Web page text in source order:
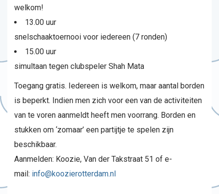
welkom!
13.00 uur
snelschaaktoernooi voor iedereen (7 ronden)
15.00 uur
simultaan tegen clubspeler Shah Mata
Toegang gratis. Iedereen is welkom, maar aantal borden
is beperkt. Indien men zich voor een van de activiteiten
van te voren aanmeldt heeft men voorrang. Borden en
stukken om ‘zomaar’ een partijtje te spelen zijn
beschikbaar.
Aanmelden: Koozie, Van der Takstraat 51 of e-
mail: info@koozierotterdam.nl